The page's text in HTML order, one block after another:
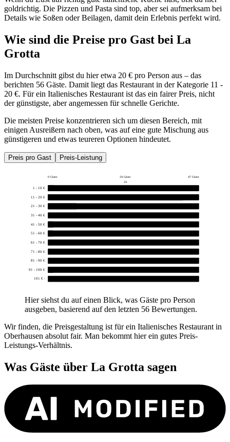
goldrichtig. Die Pizzen und Pasta sind top, aber sei aufmerksam bei
Details wie Soßen oder Beilagen, damit dein Erlebnis perfekt wird.
Wie sind die Preise pro Gast bei La
Grotta
Im Durchschnitt gibst du hier etwa 20 € pro Person aus – das
berichten 56 Gäste. Damit liegt das Restaurant in der Kategorie 11 -
20 €. Für ein Italienisches Restaurant ist das ein fairer Preis, nicht
der günstigste, aber angemessen für schnelle Gerichte.
Die meisten Preise konzentrieren sich um diesen Bereich, mit
einigen Ausreißern nach oben, was auf eine gute Mischung aus
günstigeren und etwas teureren Optionen hindeutet.
Preis pro Gast Preis-Leistung
0 Gäste 24 Gäste
47 Gäste
24
1 - 10 €
11 - 20 €
21 - 30 €
31 - 40 €
41 - 50 €
51 - 60 €
61 - 70 €
71 - 80 €
81 - 90 €
91 - 100 €
101 € -
Hier siehst du auf einen Blick, was Gäste pro Person
ausgeben, basierend auf den letzten 56 Bewertungen.
Wir finden, die Preisgestaltung ist für ein Italienisches Restaurant in
Oberhausen absolut fair. Man bekommt hier ein gutes Preis-
Leistungs-Verhältnis.
Was Gäste über La Grotta sagen